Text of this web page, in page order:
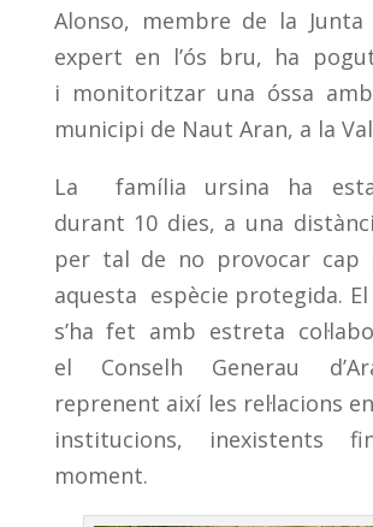
Alonso, membre de la
expert en l’ós bru, ha
i monitoritzar una óssa
municipi de Naut Aran, a la
La família ursina ha
durant 10 dies, a una
per tal de no provocar cap
aquesta espècie protegida.
s’ha fet amb estreta
el Conselh Generau
reprenent així les rel·lacions
institucions, inexistents
moment.